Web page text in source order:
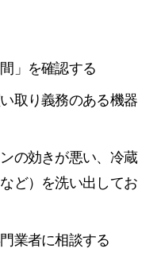
」を確認する
取り義務のある機器
の効きが悪い、冷蔵
ど）を洗い出してお
業者に相談する